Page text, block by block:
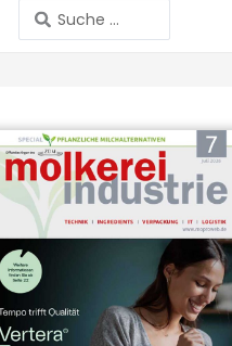
Search
...